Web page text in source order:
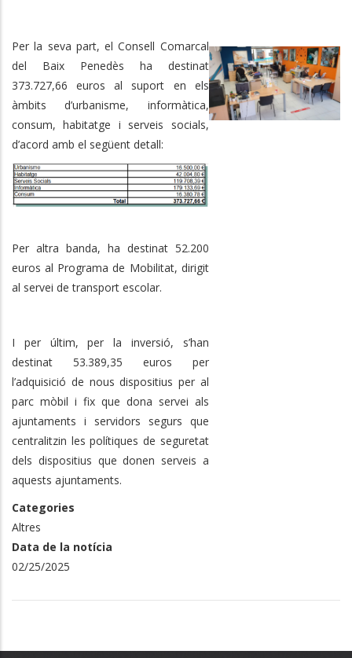
Per la seva part, el Consell Comarcal
del Baix Penedès ha destinat
373.727,66 euros al suport en els
àmbits d’urbanisme, informàtica,
consum, habitatge i serveis socials,
d’acord amb el següent detall:
Per altra banda, ha destinat 52.200
euros al Programa de Mobilitat, dirigit
al servei de transport escolar.
I per últim, per la inversió, s’han
destinat 53.389,35 euros per
l’adquisició de nous dispositius per al
parc mòbil i fix que dona servei als
ajuntaments i servidors segurs que
centralitzin les polítiques de seguretat
dels dispositius que donen serveis a
aquests ajuntaments.
Categories
Altres
Data de la notícia
02/25/2025